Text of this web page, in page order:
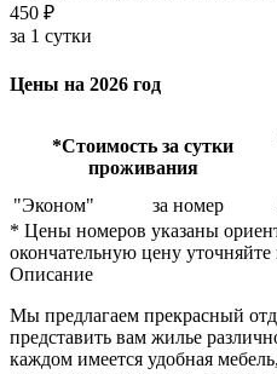
450 ₽
за 1 сутки
Цены на 2026 год
*Стоимость за сутки
проживания
"Эконом"
за номер
* Цены номеров указаны
окончательную цену
Описание
Мы предлагаем прекрасный
представить вам жилье
каждом имеется удобная